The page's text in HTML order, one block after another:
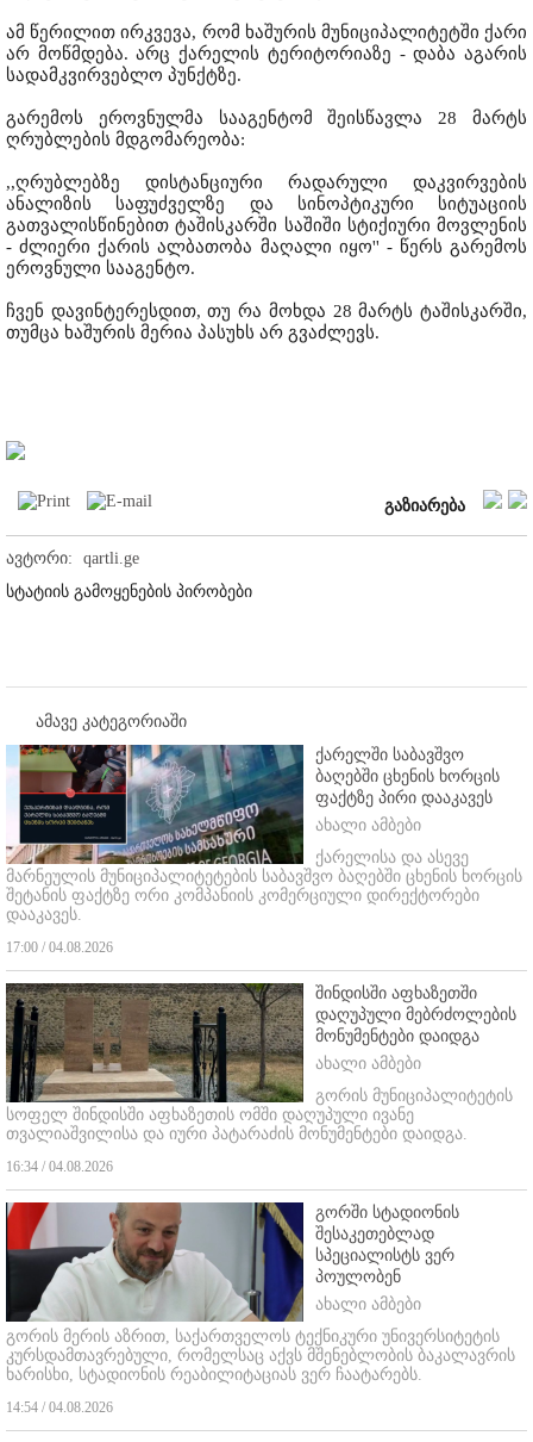
ამ წერილით ირკვევა, რომ ხაშურის მუნიციპალიტეტში ქარი
არ მოწმდება. არც ქარელის ტერიტორიაზე - დაბა აგარის
სადამკვირვებლო პუნქტზე.
გარემოს ეროვნულმა სააგენტომ შეისწავლა 28 მარტს
ღრუბლების მდგომარეობა:
,,ღრუბლებზე დისტანციური რადარული დაკვირვების
ანალიზის საფუძველზე და სინოპტიკური სიტუაციის
გათვალისწინებით ტაშისკარში საშიში სტიქიური მოვლენის
- ძლიერი ქარის ალბათობა მაღალი იყო'' - წერს გარემოს
ეროვნული სააგენტო.
ჩვენ დავინტერესდით, თუ რა მოხდა 28 მარტს ტაშისკარში,
თუმცა ხაშურის მერია პასუხს არ გვაძლევს.
გაზიარება
ავტორი:
qartli.ge
სტატიის გამოყენების პირობები
ამავე კატეგორიაში
ქარელში საბავშვო
ბაღებში ცხენის ხორცის
ფაქტზე პირი დააკავეს
ახალი ამბები
ქარელისა და ასევე
მარნეულის მუნიციპალიტეტების საბავშვო ბაღებში ცხენის ხორცის
შეტანის ფაქტზე ორი კომპანიის კომერციული დირექტორები
დააკავეს.
17:00 / 04.08.2026
შინდისში აფხაზეთში
დაღუპული მებრძოლების
მონუმენტები დაიდგა
ახალი ამბები
გორის მუნიციპალიტეტის
სოფელ შინდისში აფხაზეთის ომში დაღუპული ივანე
თვალიაშვილისა და იური პატარაძის მონუმენტები დაიდგა.
16:34 / 04.08.2026
გორში სტადიონის
შესაკეთებლად
სპეციალისტს ვერ
პოულობენ
ახალი ამბები
გორის მერის აზრით, საქართველოს ტექნიკური უნივერსიტეტის
კურსდამთავრებული, რომელსაც აქვს მშენებლობის ბაკალავრის
ხარისხი, სტადიონის რეაბილიტაციას ვერ ჩაატარებს.
14:54 / 04.08.2026